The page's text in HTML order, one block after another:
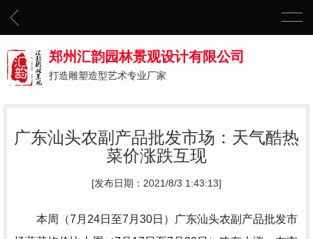
郑州汇韵园林景观设计有限公司
打造雕塑造型艺术专业厂家
广东汕头农副产品批发市场：天气酷热
菜价涨跌互现
[发布日期：2021/8/3 1:43:13]
本周（7月24日至7月30日）广东汕头农副产品批发市